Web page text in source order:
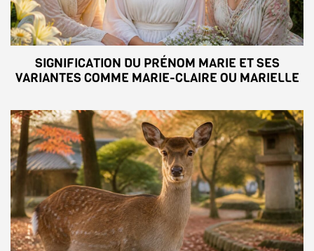
SIGNIFICATION DU PRÉNOM MARIE ET SES
VARIANTES COMME MARIE-CLAIRE OU MARIELLE